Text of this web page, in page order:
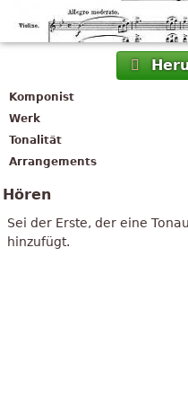
Komponist
Werk
Tonalität
Arrangements
Hören
Sei der Erste, der eine
hinzufügt.